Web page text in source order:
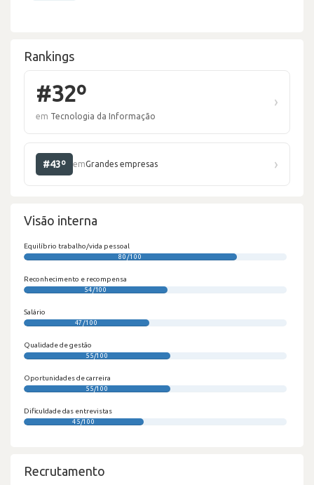
Rankings
#32º
em Tecnologia da Informação
›
#43º emGrandes empresas ›
Visão interna
Equilíbrio trabalho/vida pessoal
80/100
Reconhecimento e recompensa
54/100
Salário
47/100
Qualidade de gestão
55/100
Oportunidades de carreira
55/100
Dificuldade das entrevistas
45/100
Recrutamento